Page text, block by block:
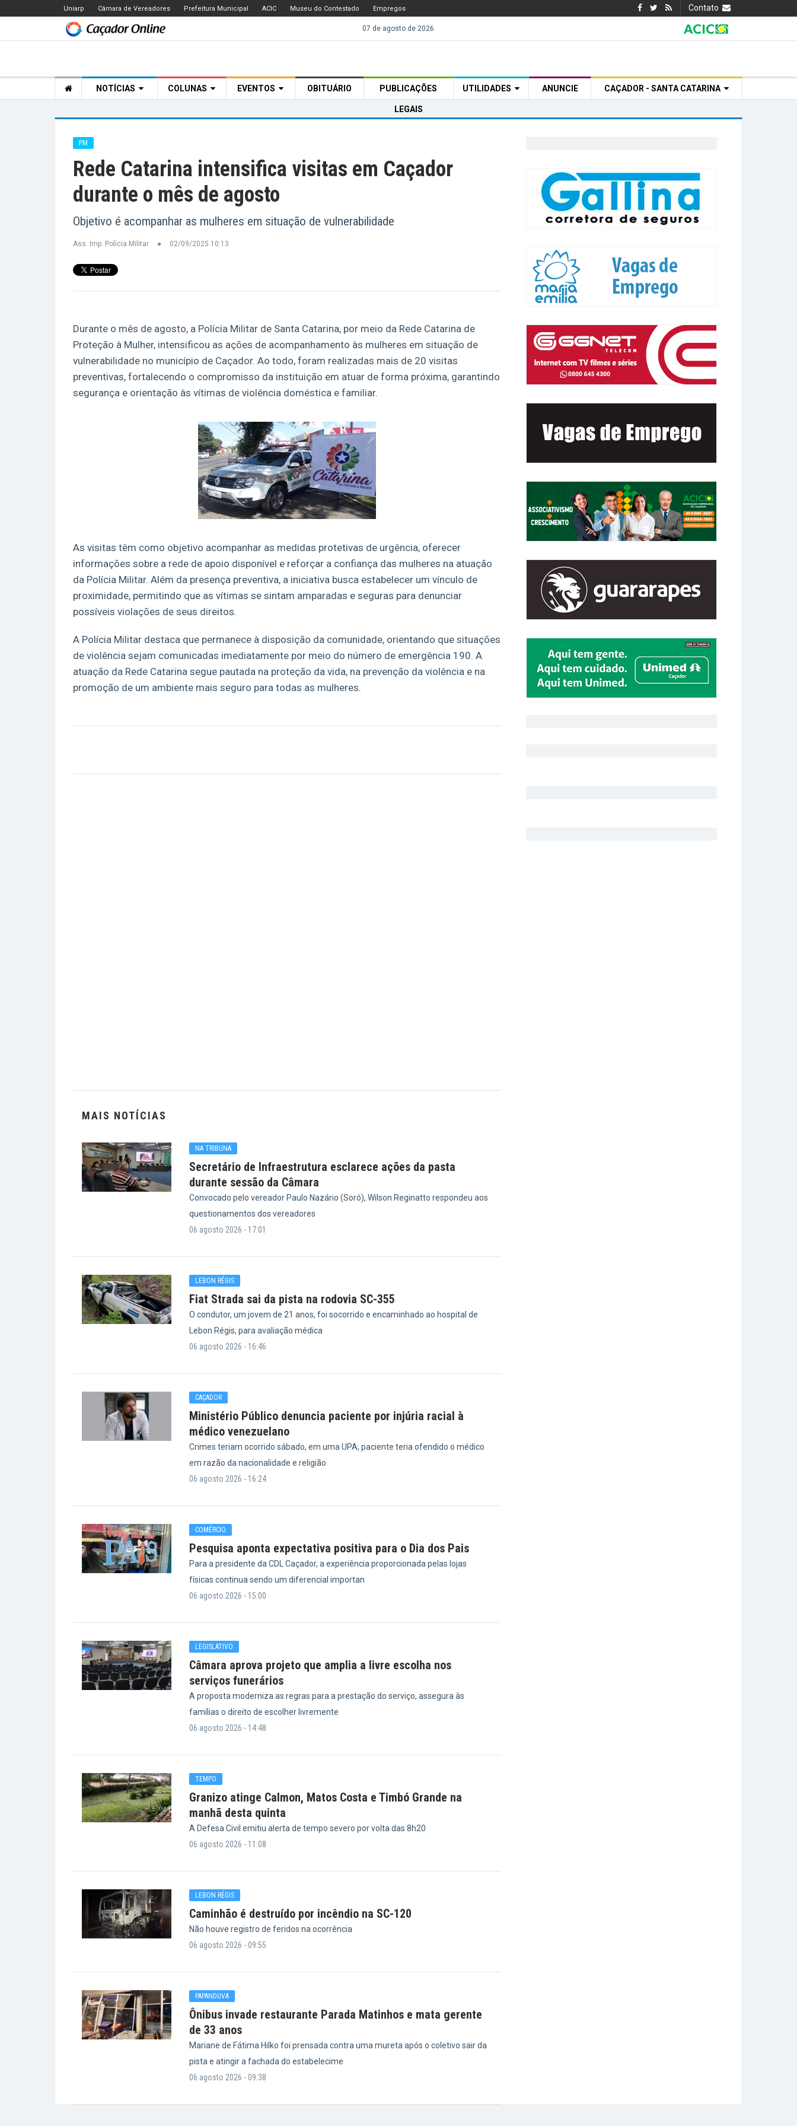
Uniarp Câmara de Vereadores Prefeitura Municipal ACIC Museu do Contestado Empregos Contato
07 de agosto de 2026
NOTÍCIAS COLUNAS EVENTOS OBITUÁRIO PUBLICAÇÕES
LEGAIS
UTILIDADES ANUNCIE CAÇADOR - SANTA CATARINA
PM
Rede Catarina intensifica visitas em Caçador
durante o mês de agosto
Objetivo é acompanhar as mulheres em situação de vulnerabilidade
Ass. Imp. Polícia Militar 02/09/2025 10:13
Durante o mês de agosto, a Polícia Militar de Santa Catarina, por meio da Rede Catarina de
Proteção à Mulher, intensificou as ações de acompanhamento às mulheres em situação de
vulnerabilidade no município de Caçador. Ao todo, foram realizadas mais de 20 visitas
preventivas, fortalecendo o compromisso da instituição em atuar de forma próxima, garantindo
segurança e orientação às vítimas de violência doméstica e familiar.
As visitas têm como objetivo acompanhar as medidas protetivas de urgência, oferecer
informações sobre a rede de apoio disponível e reforçar a confiança das mulheres na atuação
da Polícia Militar. Além da presença preventiva, a iniciativa busca estabelecer um vínculo de
proximidade, permitindo que as vítimas se sintam amparadas e seguras para denunciar
possíveis violações de seus direitos.
A Polícia Militar destaca que permanece à disposição da comunidade, orientando que situações
de violência sejam comunicadas imediatamente por meio do número de emergência 190. A
atuação da Rede Catarina segue pautada na proteção da vida, na prevenção da violência e na
promoção de um ambiente mais seguro para todas as mulheres.
MAIS NOTÍCIAS
NA TRIBUNA
Secretário de Infraestrutura esclarece ações da pasta
durante sessão da Câmara
Convocado pelo vereador Paulo Nazário (Soró), Wilson Reginatto respondeu aos
questionamentos dos vereadores
06 agosto 2026 - 17:01
LEBON RÉGIS
Fiat Strada sai da pista na rodovia SC-355
O condutor, um jovem de 21 anos, foi socorrido e encaminhado ao hospital de
Lebon Régis, para avaliação médica
06 agosto 2026 - 16:46
CAÇADOR
Ministério Público denuncia paciente por injúria racial à
médico venezuelano
Crimes teriam ocorrido sábado, em uma UPA; paciente teria ofendido o médico
em razão da nacionalidade e religião
06 agosto 2026 - 16:24
COMÉRCIO
Pesquisa aponta expectativa positiva para o Dia dos Pais
Para a presidente da CDL Caçador, a experiência proporcionada pelas lojas
físicas continua sendo um diferencial importan
06 agosto 2026 - 15:00
LEGISLATIVO
Câmara aprova projeto que amplia a livre escolha nos
serviços funerários
A proposta moderniza as regras para a prestação do serviço, assegura às
famílias o direito de escolher livremente
06 agosto 2026 - 14:48
TEMPO
Granizo atinge Calmon, Matos Costa e Timbó Grande na
manhã desta quinta
A Defesa Civil emitiu alerta de tempo severo por volta das 8h20
06 agosto 2026 - 11:08
LEBON RÉGIS
Caminhão é destruído por incêndio na SC-120
Não houve registro de feridos na ocorrência
06 agosto 2026 - 09:55
PAPANDUVA
Ônibus invade restaurante Parada Matinhos e mata gerente
de 33 anos
Mariane de Fátima Hilko foi prensada contra uma mureta após o coletivo sair da
pista e atingir a fachada do estabelecime
06 agosto 2026 - 09:38